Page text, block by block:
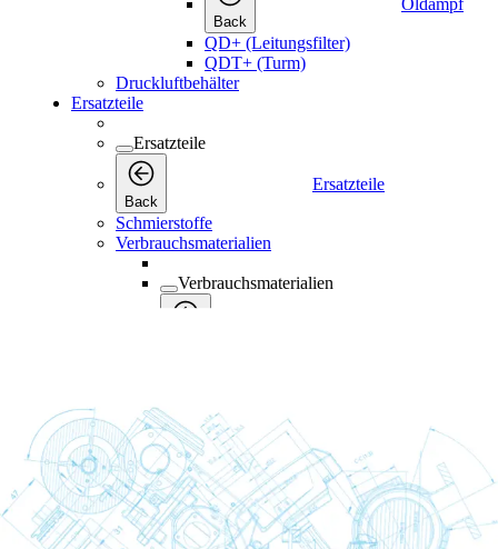
Back
Öldampf
QD+ (Leitungsfilter)
QDT+ (Turm)
Druckluftbehälter
Ersatzteile
Ersatzteile
Back
Ersatzteile
Schmierstoffe
Verbrauchsmaterialien
Verbrauchsmaterialien
Wartungskits
Back
Wartungskits
Luft- und Ölfilterkits
Servicekits